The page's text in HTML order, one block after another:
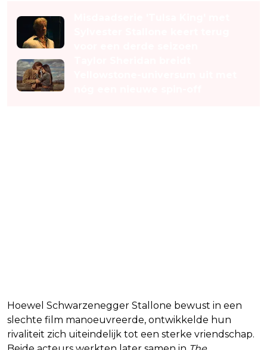
Hoewel Schwarzenegger Stallone bewust in een
slechte film manoeuvreerde, ontwikkelde hun
rivaliteit zich uiteindelijk tot een sterke vriendschap.